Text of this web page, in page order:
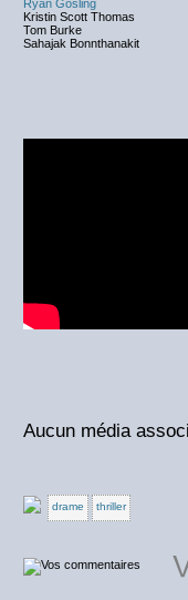
Ryan Gosling
Kristin Scott Thomas
Tom Burke
Sahajak Bonnthanakit
Aucun média
drame thriller